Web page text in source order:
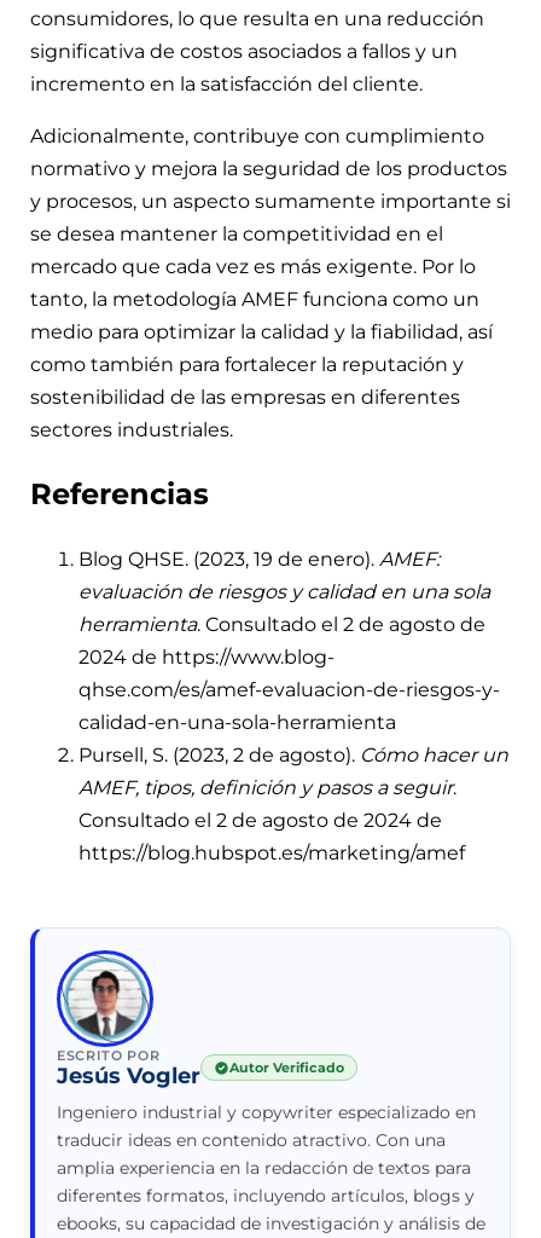
consumidores, lo que resulta en una reducción
significativa de costos asociados a fallos y un
incremento en la satisfacción del cliente.
Adicionalmente, contribuye con cumplimiento
normativo y mejora la seguridad de los productos
y procesos, un aspecto sumamente importante si
se desea mantener la competitividad en el
mercado que cada vez es más exigente. Por lo
tanto, la metodología AMEF funciona como un
medio para optimizar la calidad y la fiabilidad, así
como también para fortalecer la reputación y
sostenibilidad de las empresas en diferentes
sectores industriales.
Referencias
Blog QHSE. (2023, 19 de enero). AMEF:
evaluación de riesgos y calidad en una sola
herramienta. Consultado el 2 de agosto de
2024 de https://www.blog-
qhse.com/es/amef-evaluacion-de-riesgos-y-
calidad-en-una-sola-herramienta
Pursell, S. (2023, 2 de agosto). Cómo hacer un
AMEF, tipos, definición y pasos a seguir.
Consultado el 2 de agosto de 2024 de
https://blog.hubspot.es/marketing/amef
ESCRITO POR
Jesús Vogler Autor Verificado
Ingeniero industrial y copywriter especializado en
traducir ideas en contenido atractivo. Con una
amplia experiencia en la redacción de textos para
diferentes formatos, incluyendo artículos, blogs y
ebooks, su capacidad de investigación y análisis de